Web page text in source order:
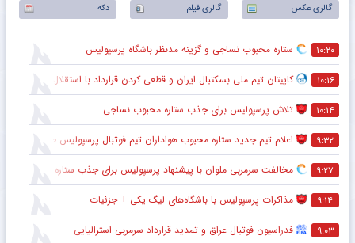
گالری عکس
گالری فیلم دکه
۱۰:۲۰ ستاره محبوب نساجی و گزینه مدنظر باشگاه پرسپولیس
۱۰:۱۶ کاپیتان تیم ملی بسکتبال ایران و قطعی کردن قرارداد با استقلال
۱۰:۱۴ تلاش پرسپولیس برای جذب ستاره محبوب نساجی
۹:۳۲ اعلام تیم جدید ستاره محبوب هواداران تیم فوتبال پرسپولیس طی ۴۸ ساعت آینده
۹:۲۷ مخالفت سرمربی ملوان با پیشنهاد پرسپولیس برای جذب ستاره محبوبش
۹:۱۴ مذاکرات پرسپولیس با باشگاه‌های لیگ یکی + جزئیات
۹:۰۳ فدراسیون فوتبال عراق و تمدید قرارداد سرمربی استرالیایی